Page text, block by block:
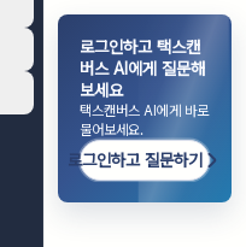
로그인하고 택스캔
버스 AI에게 질문해
보세요
택스캔버스 AI에게 바로
물어보세요.
로그인하고 질문하기